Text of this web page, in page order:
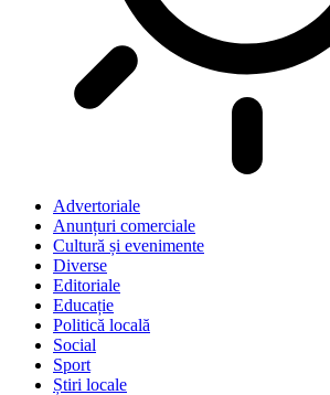
Advertoriale
Anunțuri comerciale
Cultură și evenimente
Diverse
Editoriale
Educație
Politică locală
Social
Sport
Știri locale